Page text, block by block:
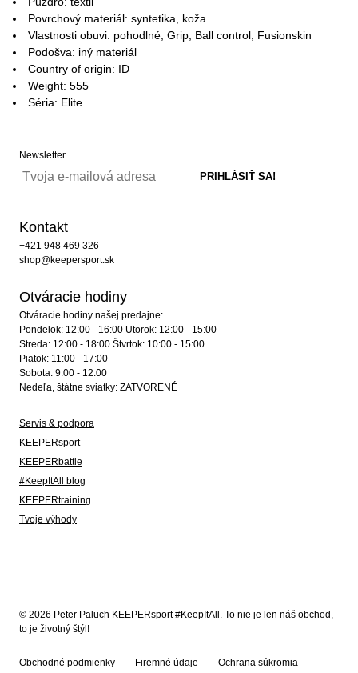
Povrchový materiál: syntetika, koža
Vlastnosti obuvi: pohodlné, Grip, Ball control, Fusionskin
Podošva: iný materiál
Country of origin: ID
Weight: 555
Séria: Elite
Newsletter
Kontakt
+421 948 469 326
shop@keepersport.sk
Otváracie hodiny
Otváracie hodiny našej predajne:
Pondelok: 12:00 - 16:00 Utorok: 12:00 - 15:00
Streda: 12:00 - 18:00 Štvrtok: 10:00 - 15:00
Piatok: 11:00 - 17:00
Sobota: 9:00 - 12:00
Nedeľa, štátne sviatky: ZATVORENÉ
Servis & podpora
KEEPERsport
KEEPERbattle
#KeepItAll blog
KEEPERtraining
Tvoje výhody
© 2026 Peter Paluch KEEPERsport #KeepItAll. To nie je len náš obchod,
to je životný štýl!
Obchodné podmienky Firemné údaje Ochrana súkromia